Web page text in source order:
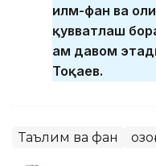
илм-фан ва
қувватлаш
ҳам давом
Тоқаев.
Таълим ва фан